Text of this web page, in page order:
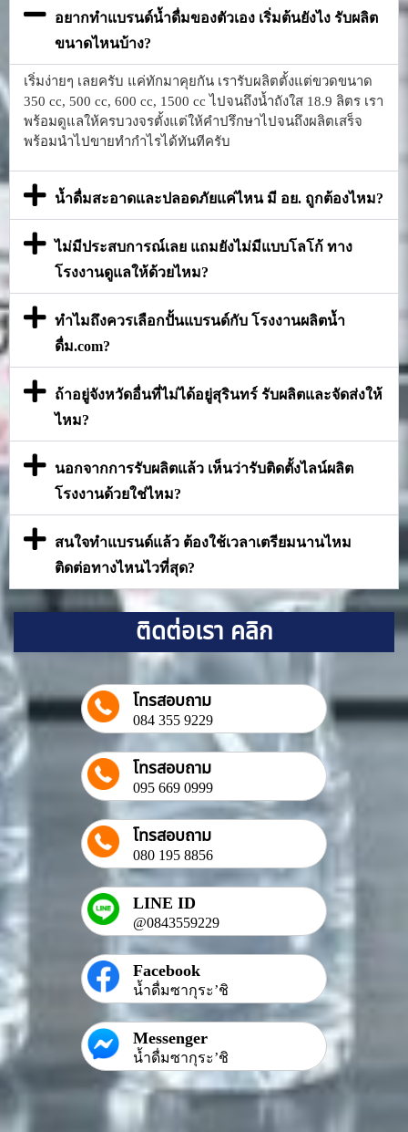
อยากทำแบรนด์น้ำดื่มของตัวเอง เริ่มต้นยังไง รับผลิต
ขนาดไหนบ้าง?
เริ่มง่ายๆ เลยครับ แค่ทักมาคุยกัน เรารับผลิตตั้งแต่ขวดขนาด
350 cc, 500 cc, 600 cc, 1500 cc ไปจนถึงน้ำถังใส 18.9 ลิตร เรา
พร้อมดูแลให้ครบวงจรตั้งแต่ให้คำปรึกษาไปจนถึงผลิตเสร็จ
พร้อมนำไปขายทำกำไรได้ทันทีครับ
น้ำดื่มสะอาดและปลอดภัยแค่ไหน มี อย. ถูกต้องไหม?
ไม่มีประสบการณ์เลย แถมยังไม่มีแบบโลโก้ ทาง
โรงงานดูแลให้ด้วยไหม?
ทำไมถึงควรเลือกปั้นแบรนด์กับ โรงงานผลิตน้ำ
ดื่ม.com?
ถ้าอยู่จังหวัดอื่นที่ไม่ได้อยู่สุรินทร์ รับผลิตและจัดส่งให้
ไหม?
นอกจากการรับผลิตแล้ว เห็นว่ารับติดตั้งไลน์ผลิต
โรงงานด้วยใช่ไหม?
สนใจทำแบรนด์แล้ว ต้องใช้เวลาเตรียมนานไหม
ติดต่อทางไหนไวที่สุด?
ติดต่อเรา คลิก
โทรสอบถาม
084 355 9229
โทรสอบถาม
095 669 0999
โทรสอบถาม
080 195 8856
LINE ID
@0843559229
Facebook
น้ำดื่มซากุระ’ชิ
Messenger
น้ำดื่มซากุระ’ชิ